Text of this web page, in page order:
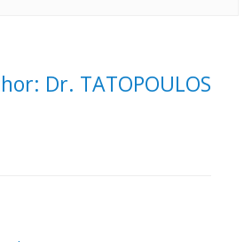
Dr. TATOPOULOS